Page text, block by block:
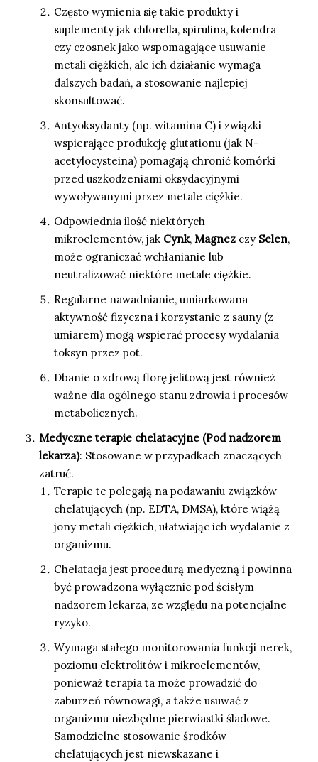
Często wymienia się takie produkty i
suplementy jak chlorella, spirulina, kolendra
czy czosnek jako wspomagające usuwanie
metali ciężkich, ale ich działanie wymaga
dalszych badań, a stosowanie najlepiej
skonsultować.
Antyoksydanty (np. witamina C) i związki
wspierające produkcję glutationu (jak N-
acetylocysteina) pomagają chronić komórki
przed uszkodzeniami oksydacyjnymi
wywoływanymi przez metale ciężkie.
Odpowiednia ilość niektórych
mikroelementów, jak Cynk, Magnez czy Selen,
może ograniczać wchłanianie lub
neutralizować niektóre metale ciężkie.
Regularne nawadnianie, umiarkowana
aktywność fizyczna i korzystanie z sauny (z
umiarem) mogą wspierać procesy wydalania
toksyn przez pot.
Dbanie o zdrową florę jelitową jest również
ważne dla ogólnego stanu zdrowia i procesów
metabolicznych.
Medyczne terapie chelatacyjne (Pod nadzorem
lekarza): Stosowane w przypadkach znaczących
zatruć.
Terapie te polegają na podawaniu związków
chelatujących (np. EDTA, DMSA), które wiążą
jony metali ciężkich, ułatwiając ich wydalanie z
organizmu.
Chelatacja jest procedurą medyczną i powinna
być prowadzona wyłącznie pod ścisłym
nadzorem lekarza, ze względu na potencjalne
ryzyko.
Wymaga stałego monitorowania funkcji nerek,
poziomu elektrolitów i mikroelementów,
ponieważ terapia ta może prowadzić do
zaburzeń równowagi, a także usuwać z
organizmu niezbędne pierwiastki śladowe.
Samodzielne stosowanie środków
chelatujących jest niewskazane i